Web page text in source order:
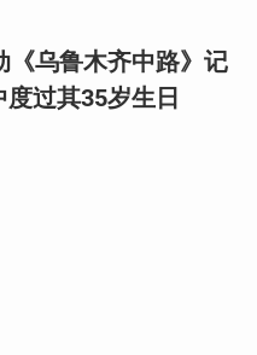
《乌鲁木齐中路》记
过其35岁生日